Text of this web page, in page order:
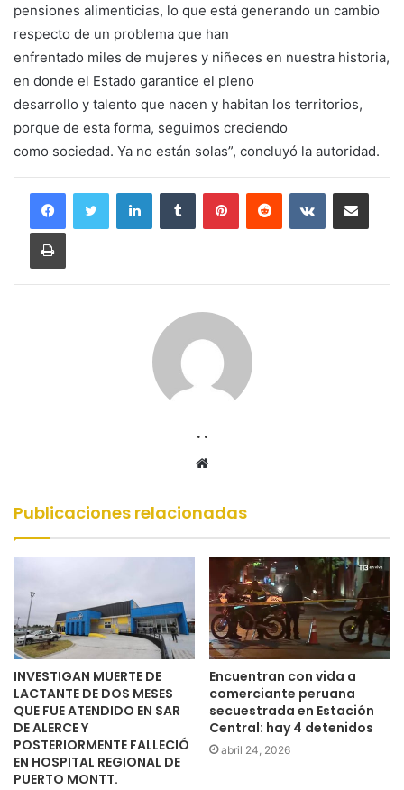
pensiones alimenticias, lo que está generando un cambio
respecto de un problema que han
enfrentado miles de mujeres y niñeces en nuestra historia,
en donde el Estado garantice el pleno
desarrollo y talento que nacen y habitan los territorios,
porque de esta forma, seguimos creciendo
como sociedad. Ya no están solas”, concluyó la autoridad.
LinkedInTumblr PinterestReddit VKontakteCompartir por
Imprimir
. .
Sitio
Publicaciones relacionadas
INVESTIGAN MUERTE DE
LACTANTE DE DOS MESES
QUE FUE ATENDIDO EN SAR
DE ALERCE Y
POSTERIORMENTE FALLECIÓ
EN HOSPITAL REGIONAL DE
PUERTO MONTT.
Encuentran con vida a
comerciante peruana
secuestrada en Estación
Central: hay 4 detenidos
abril 24, 2026